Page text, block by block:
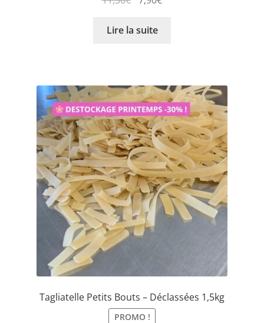
Lire la suite
Tagliatelle Petits Bouts – Déclassées 1,5kg
PROMO !